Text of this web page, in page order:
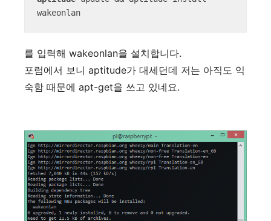
wakeonlan
를 입력해 wakeonlan을 설치합니다.
포럼에서 보니 aptitude가 대세던데 저는 아직도 익
숙함 때문에 apt-get을 쓰고 있네요.